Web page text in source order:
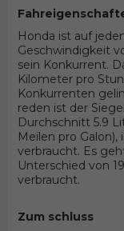
Honda ist auf
Geschwindigkeit
sein Konkurrent.
Kilometer pro
Konkurrenten
reden ist der
Durchschnitt 5.9
Meilen pro
verbraucht. Es
Unterschied von
verbraucht.
Zum schluss